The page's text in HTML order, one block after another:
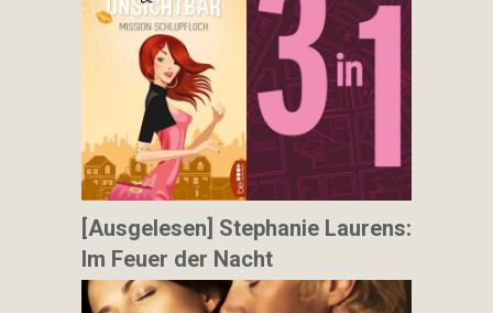
[Ausgelesen] Stephanie Laurens:
Im Feuer der Nacht